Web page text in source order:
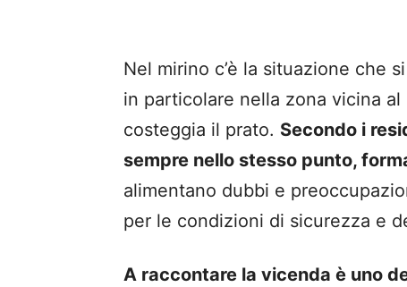
Nel mirino c’è la situazione che
in particolare nella zona vicina
costeggia il prato. Secondo i
sempre nello stesso punto,
alimentano dubbi e
per le condizioni di sicurezza e
A raccontare la vicenda è uno